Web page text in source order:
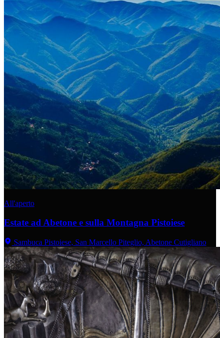
All'aperto
Estate ad Abetone e sulla Montagna Pistoiese
Sambuca Pistoiese, San Marcello Piteglio, Abetone Cutigliano